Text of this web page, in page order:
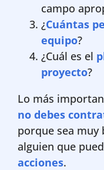
campo
¿Cuántas
equipo?
¿Cuál es el
proyecto?
Lo más
no debes
porque sea muy
alguien que
acciones.